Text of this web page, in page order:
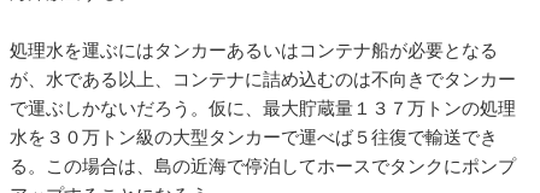
処理水を運ぶにはタンカーあるいはコンテナ船が必要となる
が、水である以上、コンテナに詰め込むのは不向きでタンカー
で運ぶしかないだろう。仮に、最大貯蔵量１３７万トンの処理
水を３０万トン級の大型タンカーで運べば５往復で輸送でき
る。この場合は、島の近海で停泊してホースでタンクにポンプ